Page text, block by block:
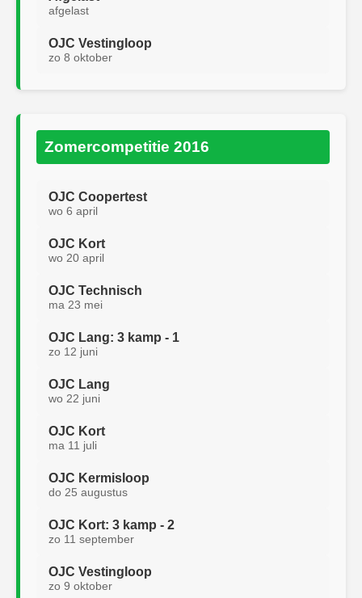
afgelast
OJC Vestingloop
zo 8 oktober
Zomercompetitie 2016
OJC Coopertest
wo 6 april
OJC Kort
wo 20 april
OJC Technisch
ma 23 mei
OJC Lang: 3 kamp - 1
zo 12 juni
OJC Lang
wo 22 juni
OJC Kort
ma 11 juli
OJC Kermisloop
do 25 augustus
OJC Kort: 3 kamp - 2
zo 11 september
OJC Vestingloop
zo 9 oktober